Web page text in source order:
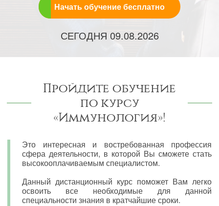
Начать обучение бесплатно
СЕГОДНЯ 09.08.2026
Пройдите обучение
по курсу
«Иммунология»!
Это интересная и востребованная профессия
сфера деятельности, в которой Вы сможете стать
высокооплачиваемым специалистом.
Данный дистанционный курс поможет Вам легко
освоить все необходимые для данной
специальности знания в кратчайшие сроки.